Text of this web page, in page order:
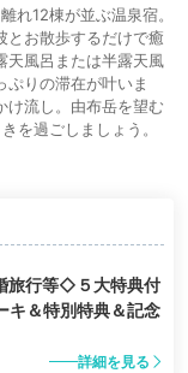
れ12棟が並ぶ温泉宿。
とお散歩するだけで癒
天風呂または半露天風
ぷりの滞在が叶いま
け流し。由布岳を望む
を過ごしましょう。
旅行等◇５大特典付
＆特別特典＆記念
詳細を見る